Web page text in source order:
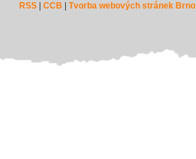
RSS |CCB |Tvorba webových stránek Brno